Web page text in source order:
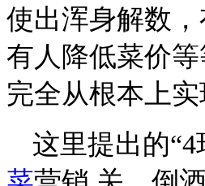
使出浑身解数
有人降低菜价
完全从根本上
这里提出的